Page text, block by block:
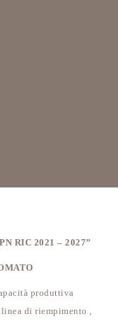
RIC 2021 – 2027”
produttiva
di riempimento ,